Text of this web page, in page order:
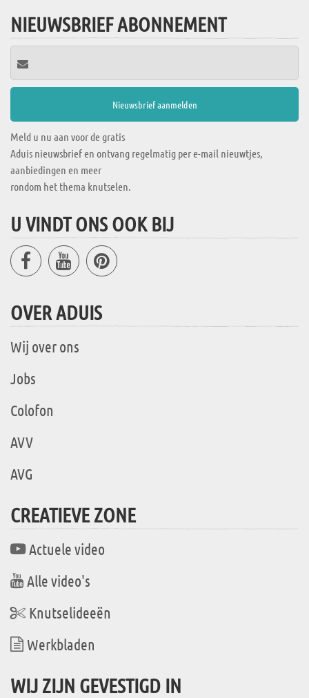
NIEUWSBRIEF ABONNEMENT
Meld u nu aan voor de gratis
Aduis nieuwsbrief en ontvang regelmatig per e-mail nieuwtjes,
aanbiedingen en meer
rondom het thema knutselen.
U VINDT ONS OOK BIJ
OVER ADUIS
Wij over ons
Jobs
Colofon
AVV
AVG
CREATIEVE ZONE
Actuele video
Alle video's
Knutselideeën
Werkbladen
WIJ ZIJN GEVESTIGD IN